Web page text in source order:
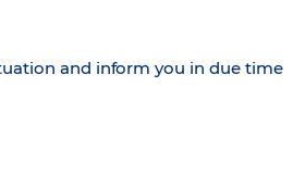
and inform you in due time